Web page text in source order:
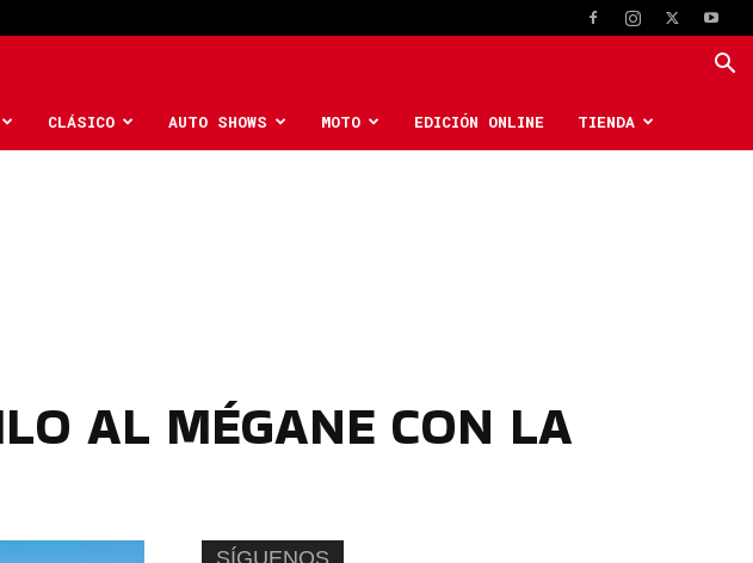
CLÁSICO AUTO SHOWS MOTO EDICIÓN ONLINE TIENDA
AL MÉGANE CON LA
SÍGUENOS